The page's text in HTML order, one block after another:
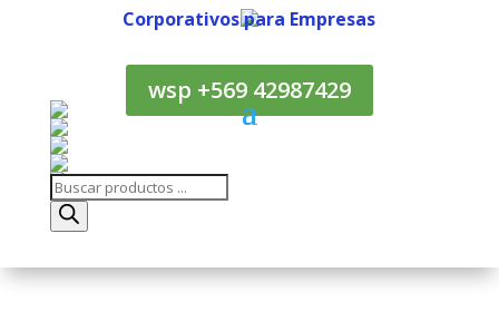
Corporativos para Empresas
wsp +569 42987429
Búsqueda
de
productos